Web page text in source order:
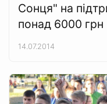
Сонця" на
понад 6000 грн
14.07.2014